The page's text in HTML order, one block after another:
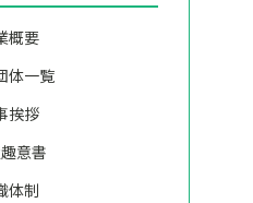
概要
体一覧
挨拶
意書
体制